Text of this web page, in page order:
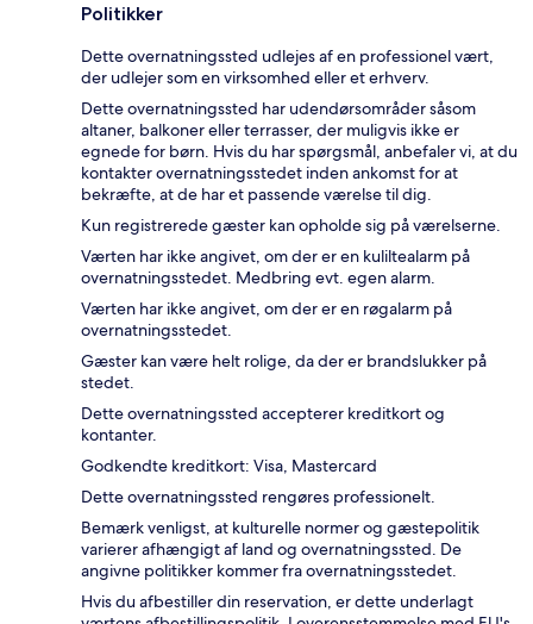
Politikker
Dette overnatningssted udlejes af en professionel vært,
der udlejer som en virksomhed eller et erhverv.
Dette overnatningssted har udendørsområder såsom
altaner, balkoner eller terrasser, der muligvis ikke er
egnede for børn. Hvis du har spørgsmål, anbefaler vi, at du
kontakter overnatningsstedet inden ankomst for at
bekræfte, at de har et passende værelse til dig.
Kun registrerede gæster kan opholde sig på værelserne.
Værten har ikke angivet, om der er en kuliltealarm på
overnatningsstedet. Medbring evt. egen alarm.
Værten har ikke angivet, om der er en røgalarm på
overnatningsstedet.
Gæster kan være helt rolige, da der er brandslukker på
stedet.
Dette overnatningssted accepterer kreditkort og
kontanter.
Godkendte kreditkort: Visa, Mastercard
Dette overnatningssted rengøres professionelt.
Bemærk venligst, at kulturelle normer og gæstepolitik
varierer afhængigt af land og overnatningssted. De
angivne politikker kommer fra overnatningsstedet.
Hvis du afbestiller din reservation, er dette underlagt